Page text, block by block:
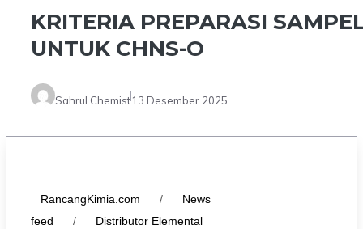
KRITERIA PREPARASI
UNTUK CHNS-O
Sahrul Chemist13 Desember 2025
RancangKimia.com /
News
feed
/
Distributor Elemental